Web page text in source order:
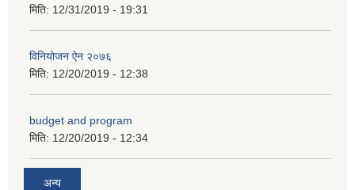
मिति: 12/31/2019 - 19:31
विनियोजन ऐन २०७६
मिति: 12/20/2019 - 12:38
budget and program
मिति: 12/20/2019 - 12:34
अन्य